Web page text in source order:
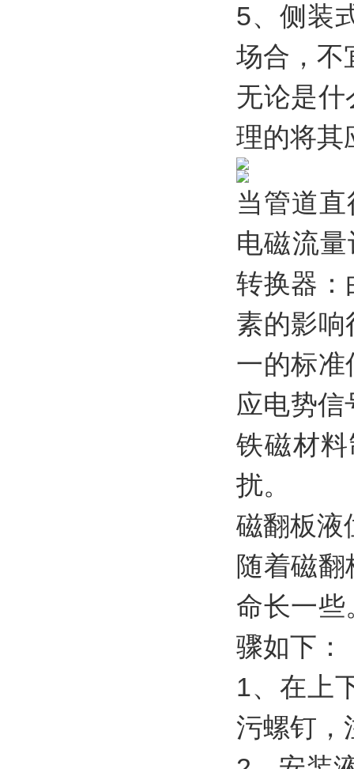
5、侧装
场合，不
无论是什
理的将其
当管道
电磁流
转换器：
素的影响
一的标准
应电势
铁磁材
扰。
磁翻板液
随着磁
命长一些
骤如下：
1、在上
污螺钉，